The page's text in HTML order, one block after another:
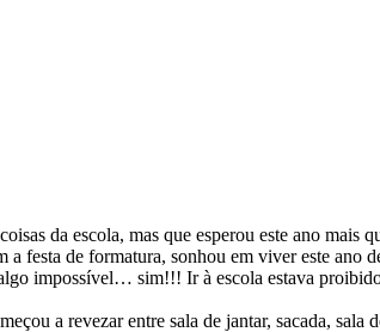
da escola, mas que esperou este ano mais
a festa de formatura, sonhou em viver este ano
impossível… sim!!! Ir à escola estava
a revezar entre sala de jantar, sacada, sala